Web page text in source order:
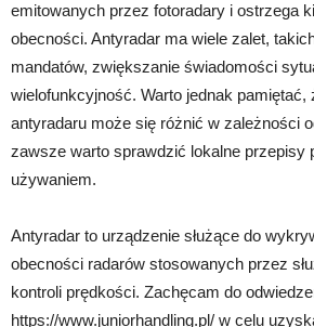
emitowanych przez fotoradary i ostrzega
obecności. Antyradar ma wiele zalet,
mandatów, zwiększanie świadomości
wielofunkcyjność. Warto jednak pamiętać,
antyradaru może się różnić w zależności
zawsze warto sprawdzić lokalne przepisy
używaniem.
Antyradar to urządzenie służące do
obecności radarów stosowanych przez
kontroli prędkości. Zachęcam do
https://www.juniorhandling.pl/ w celu